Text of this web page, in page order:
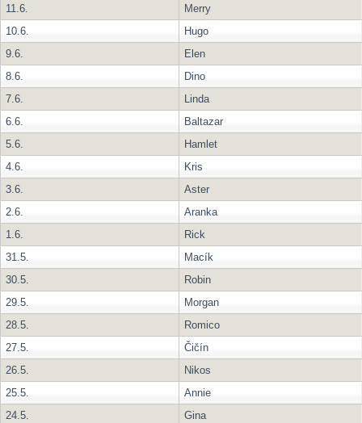
11.6.
Merry
10.6.
Hugo
9.6.
Elen
8.6.
Dino
7.6.
Linda
6.6.
Baltazar
5.6.
Hamlet
4.6.
Kris
3.6.
Aster
2.6.
Aranka
1.6.
Rick
31.5.
Macík
30.5.
Robin
29.5.
Morgan
28.5.
Romico
27.5.
Čičín
26.5.
Nikos
25.5.
Annie
24.5.
Gina